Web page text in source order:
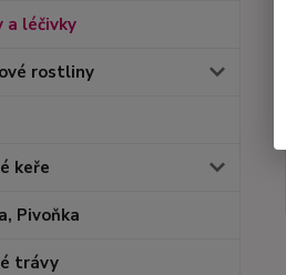
a léčivky
rostliny
keře
Pivoňka
trávy